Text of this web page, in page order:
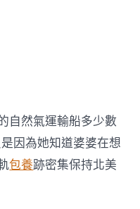
自然氣運輸船多少數
因為她知道婆婆在想
包養跡密集保持北美